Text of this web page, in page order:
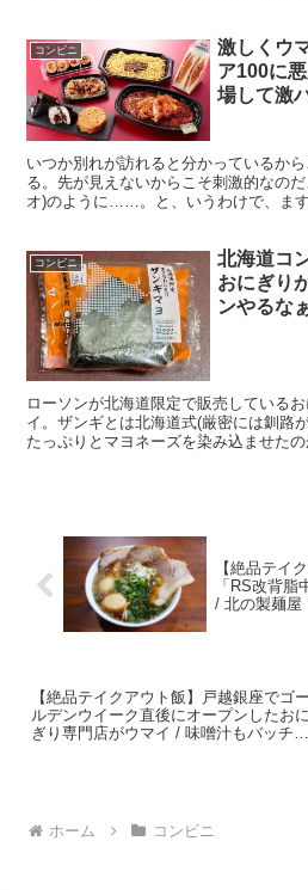
コンビニ
激しくウ
ア100に
場して激
いつか別れが訪れると分かっているか
る。先が見えないからこそ刺激的なの
オ)のように……。と、いうわけで、ま
コンビニ
北海道コ
おにぎり
ンやるな
ローソンが北海道限定で販売している
イ。ザンギとは北海道式(厳密には釧路
たっぷりとマヨネーズを染み込ませたの
【絶品テイ
「RS改背
/ 北の製麺屋
【絶品テイクアウト飯】戸越銀座でゴー
ルデンウイーク直後にオープンしたおに
ぎり専門店がウマイ / 味噌汁もバッチリ
ホーム コンビニ